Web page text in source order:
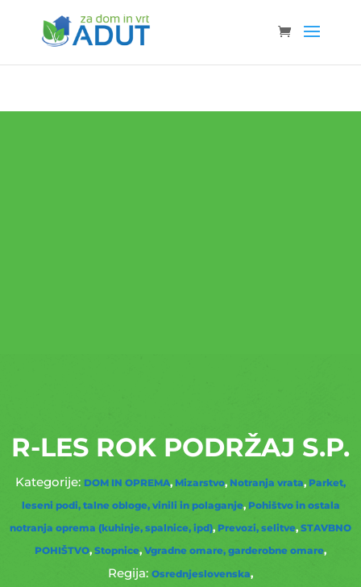
R-LES ROK PODRŽAJ S.P.
DOM IN OPREMA Mizarstvo Notranja vrata Parket,
leseni podi, talne obloge, vinili in polaganje Pohištvo in ostala
notranja oprema (kuhinje, spalnice, ipd) Prevozi, selitve STAVBNO
POHIŠTVO Stopnice Vgradne omare, garderobne omare
Osrednjeslovenska